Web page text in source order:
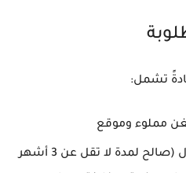
تشمل:
مملوء وموقع
(صالح لمدة لا تقل عن 3 أشهر